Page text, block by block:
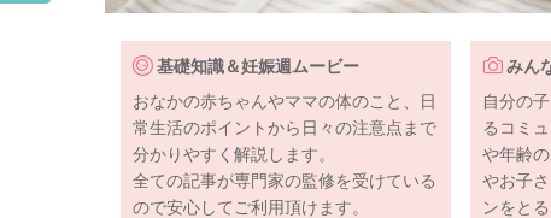
基礎知識＆妊娠週ムービー
おなかの赤ちゃんやママの体のこと、日
常生活のポイントから日々の注意点まで
分かりやすく解説します。
全ての記事が専門家の監修を受けている
ので安心してご利用頂けます。
みん
自分の
るコミ
や年齢
やお子
ンをと